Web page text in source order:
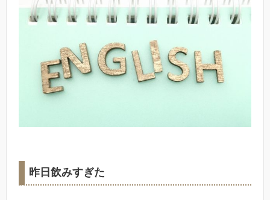
昨日飲みすぎた